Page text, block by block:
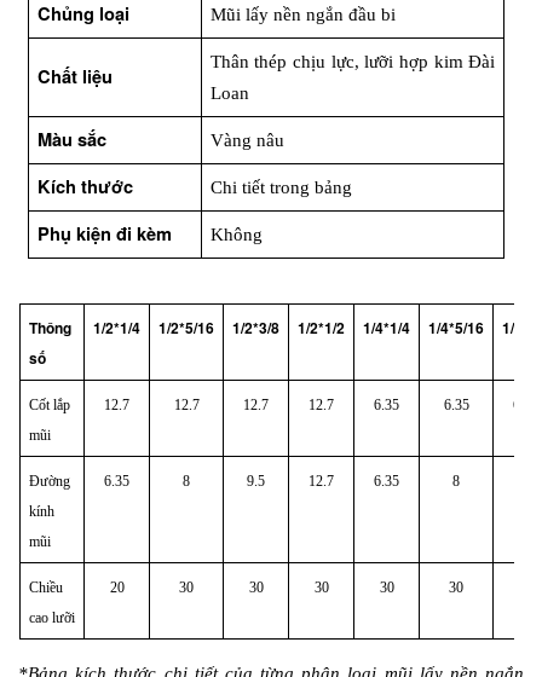
Chủng loại Mũi lấy nền ngắn đầu bi
Chất liệu
Thân thép chịu lực, lưỡi hợp kim Đài
Loan
Màu sắc Vàng nâu
Kích thước Chi tiết trong bảng
Phụ kiện đi kèm Không
Thông
số
1/2*1/4 1/2*5/16 1/2*3/8 1/2*1/2 1/4*1/4 1/4*5/16 1/
Cốt lắp
mũi
12.7 12.7 12.7 12.7 6.35 6.35 6.35
Đường
kính
mũi
6.35 8 9.5 12.7 6.35 8
Chiều
cao lưỡi
20 30 30 30 30 30